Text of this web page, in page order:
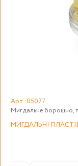
Арт :05077
Мигдальне борошно,
МИГДАЛЬНІ